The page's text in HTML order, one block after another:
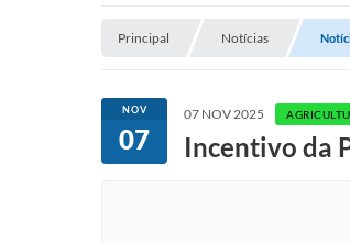
Principal Notícias
NOV
07
07 NOV 2025
Incentivo da